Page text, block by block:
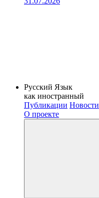
Русский Язык
как иностранный
Публикации Новости
О проекте